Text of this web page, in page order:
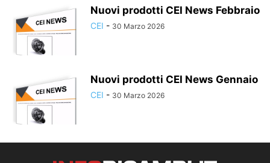
Nuovi prodotti CEI News Febbraio
CEI - 30 Marzo 2026
Nuovi prodotti CEI News Gennaio
CEI - 30 Marzo 2026